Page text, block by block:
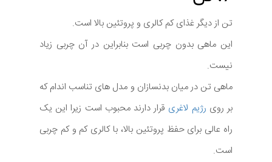
تن از دیگر غذای کم کالری و پروتئین بالا است.
این ماهی بدون چربی است بنابراین در آن چربی زیاد
نیست.
ماهی تن در میان بدنسازان و مدل های تناسب اندام که
بر روی رژیم لاغری قرار دارند محبوب است زیرا این یک
راه عالی برای حفظ پروتئین بالا، با کالری کم و کم چربی
است.